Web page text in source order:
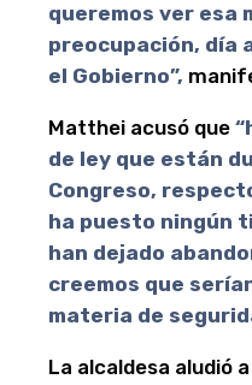
queremos ver esa
preocupación, día
el Gobierno”,
Matthei acusó que
de ley que están
Congreso,
ha puesto ningún
han dejado
creemos que
materia de
La alcaldesa aludió